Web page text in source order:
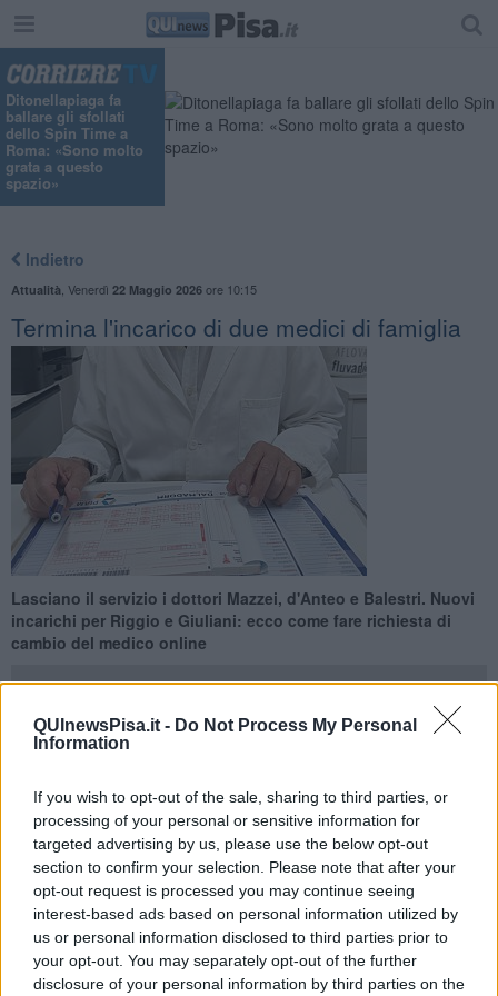
QUInewsPisa.it - Do Not Process My Personal
Information
If you wish to opt-out of the sale, sharing to third parties, or
processing of your personal or sensitive information for
targeted advertising by us, please use the below opt-out
section to confirm your selection. Please note that after your
opt-out request is processed you may continue seeing
interest-based ads based on personal information utilized by
us or personal information disclosed to third parties prior to
your opt-out. You may separately opt-out of the further
disclosure of your personal information by third parties on the
Ditonellapiaga fa
ballare gli sfollati
dello Spin Time a
Roma: «Sono molto
grata a questo
spazio»
Indietro
Attualità Venerdì 22 Maggio 2026ore 10:15
Termina l'incarico di due medici di famiglia
Lasciano il servizio i dottori Mazzei, d'Anteo e Balestri. Nuovi
incarichi per Riggio e Giuliani: ecco come fare richiesta di
cambio del medico online
Terme, terminerà l'incarico del medico di famiglia il dottorRenato
Mazzei. Lo ha comunicato l'Azienda Usl Toscana nord ovest
l'ambito territoriale che comprende anche Vecchiano. Dal
medesimo giorno, si concluderà anche l'incarico del dottor
Raffaello d'Anteoe del dottorTiziano Baletri.
Al posto di Mazzei entrerà in servizio la dottoressa Enrica Riggio
mentre nell'ambito territoriale di Cascina, Crespina-Lorenzana,
Fauglia e Orciano assumerà l'incarico il dottorPietro Giuliani